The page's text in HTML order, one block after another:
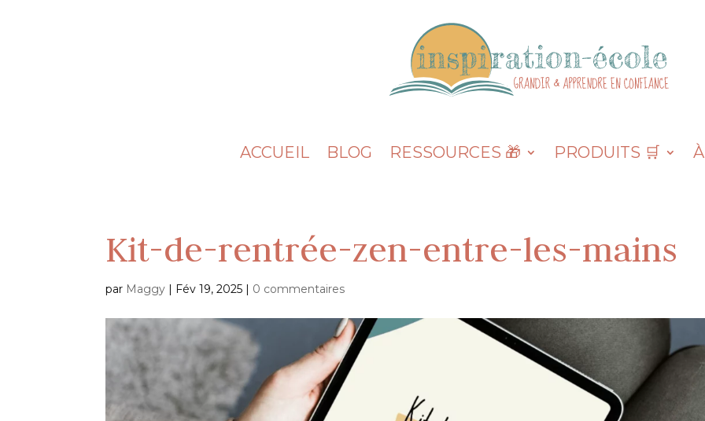
ACCUEIL BLOG RESSOURCES 🎁 PRODUITS 🛒
Kit-de-rentrée-zen-entre-les-mains
par Maggy | Fév 19, 2025 | 0 commentaires